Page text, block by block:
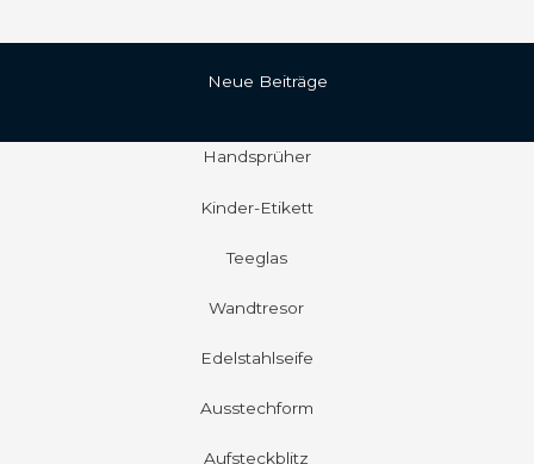
Neue Beiträge
Handsprüher
Kinder-Etikett
Teeglas
Wandtresor
Edelstahlseife
Ausstechform
Aufsteckblitz